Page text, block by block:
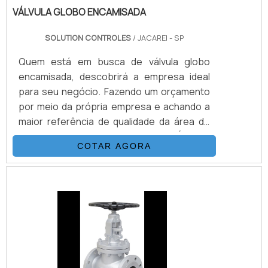
VÁLVULA GLOBO ENCAMISADA
SOLUTION CONTROLES/ JACAREI - SP
Quem está em busca de válvula globo
encamisada, descobrirá a empresa ideal
para seu negócio. Fazendo um orçamento
por meio da própria empresa e achando a
maior referência de qualidade da área de
atuação.DETALHES SOBRE VÁLVULA
GLOBO ENCAMISADAQuem precisa de
válvula globo encamisada em uma empresa
redutora de pressão e válvula backflow
Preventer, oferecendo sempre a melhor
opção para o cliente final.Ainda tratando-
se de válvula globo encamisada, deve-se
COTAR AGORA